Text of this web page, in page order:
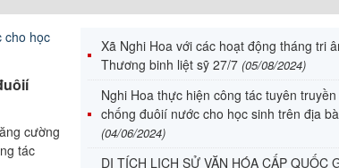
cường
tác
DI TÍCH LỊCH SỬ VĂN HÓA CẤP QUỐC
Đình Chợ Xâm được Bộ Văn hoá - Thông tin
quốc gia tại Quyết định số 95/1998/QĐ-BVHTT
Chợ Xâm đang thờ 19 liệt sỹ chống Pháp. Di
Xã Nghi Hoa với các hoạt động tháng tri
Thương binh liệt sỹ 27/7 (05/08/2024)
Nghi Hoa thực hiện công tác tuyên
chống đuôií nước cho học sinh trên địa
(04/06/2024)
DI TÍCH LỊCH SỬ VĂN HÓA CẤP QUỐC